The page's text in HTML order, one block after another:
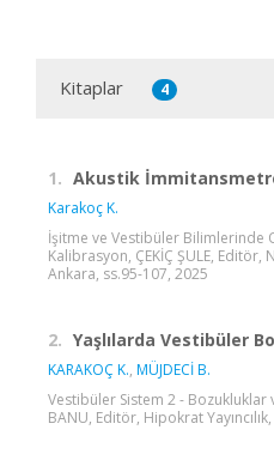
Kitaplar 4
1. Akustik
Karakoç K.
İşitme ve Vestibüler Bilimlerinde
Kalibrasyon, ÇEKİÇ ŞULE, Editör,
Ankara, ss.95-107, 2025
2. Yaşlılarda Vestibüler
KARAKOÇ K., MÜJDECİ B.
Vestibüler Sistem 2 - Bozukluklar
BANU, Editör, Hipokrat